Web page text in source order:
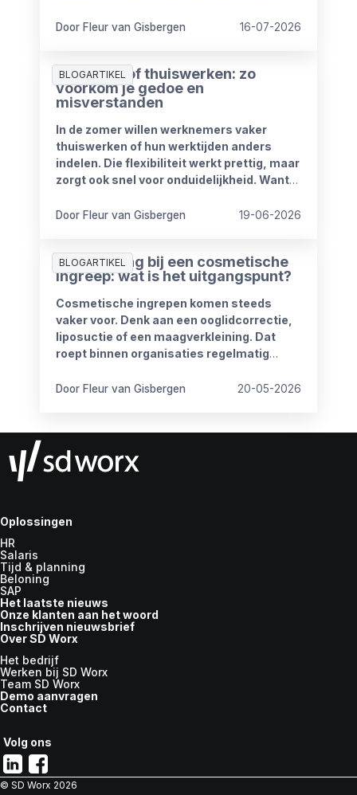
kabinet heeft plannen om de
Door Fleur van Gisbergen 16-07-2026
BLOGARTIKEL
Zomerproof thuiswerken: zo
voorkom je gedoe en
misverstanden
In de zomer willen werknemers vaker
thuiswerken of hun werktijden anders
indelen. Die flexibiliteit werkt prettig, maar
zorgt ook snel voor onduidelijkheid. Want
iemand bereikbaar? En hoe blijft het werk
Door Fleur van Gisbergen 19-06-2026
BLOGARTIKEL
Ziekmelding bij een cosmetische
ingreep: wat is het uitgangspunt?
Cosmetische ingrepen komen steeds
vaker voor. Denk aan een ooglidcorrectie,
liposuctie of een maagverkleining. Dat
roept binnen organisaties regelmatig
Door Fleur van Gisbergen 20-05-2026
Oplossingen
HR
Salaris
Tijd & planning
Beloning
SAP
Het laatste nieuws
Onze klanten aan het woord
Inschrijven nieuwsbrief
Over SD Worx
Het bedrijf
Werken bij SD Worx
Team SD Worx
Demo aanvragen
Contact
Volg ons
© SD Worx 2026